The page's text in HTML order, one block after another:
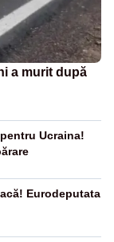
a murit după
Ucraina!
Eurodeputata